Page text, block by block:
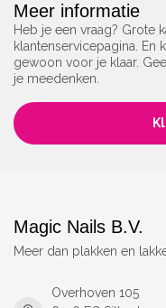
Meer informatie
Heb je een vraag? Grote
klantenservicepagina. En
gewoon voor je klaar.
je meedenken.
Magic Nails B.V.
Meer dan plakken en
Overhoven 105